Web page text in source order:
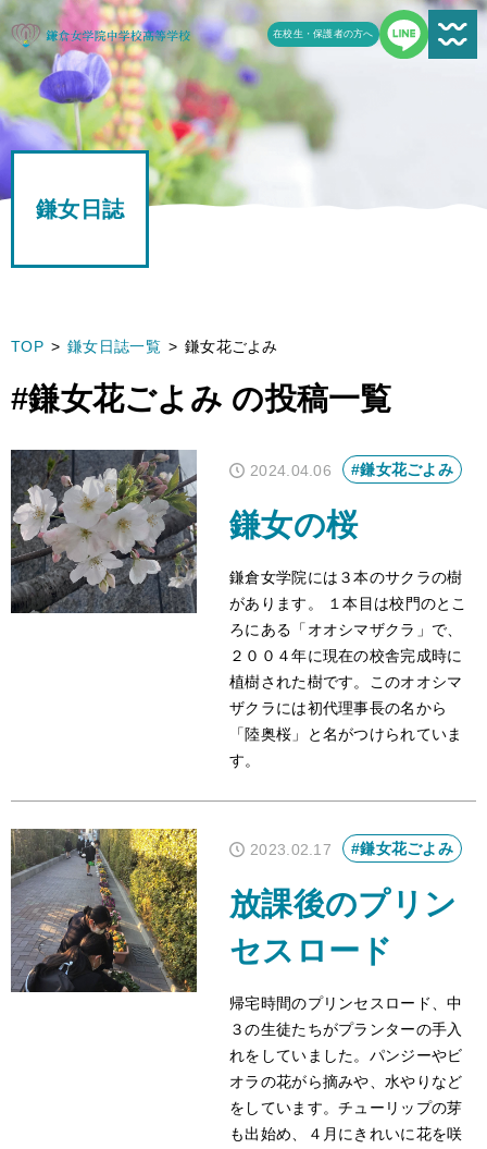
在校生・保護者の方へ
新着情報一覧
受験生の方へ
学校案内
鎌女の教育
よくある質問
アクセス
サイトポリシー
鎌女日誌
TOP 鎌女日誌一覧 鎌女花ごよみ
#鎌女花ごよみ の投稿一覧
2024.04.06 #鎌女花ごよみ
鎌女の桜
鎌倉女学院には３本のサクラの樹
があります。 １本目は校門のとこ
ろにある「オオシマザクラ」で、
２００４年に現在の校舎完成時に
植樹された樹です。このオオシマ
ザクラには初代理事長の名から
「陸奥桜」と名がつけられていま
す。
2023.02.17 #鎌女花ごよみ
放課後のプリン
セスロード
帰宅時間のプリンセスロード、中
３の生徒たちがプランターの手入
れをしていました。パンジーやビ
オラの花がら摘みや、水やりなど
をしています。チューリップの芽
も出始め、４月にきれいに花を咲